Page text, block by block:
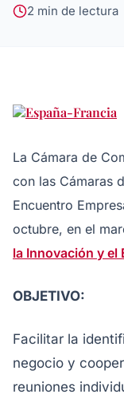
2 min de lectura
La Cámara de
con las Cámaras
Encuentro
octubre, en el
la Innovación y el
OBJETIVO:
Facilitar la
negocio y
reuniones